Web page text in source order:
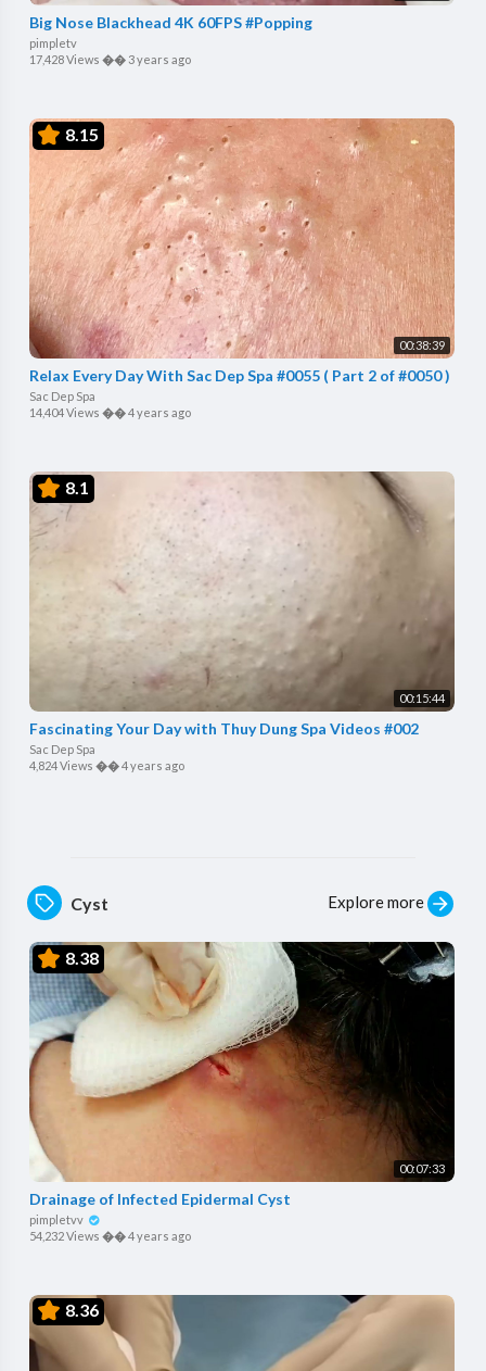
Big Nose Blackhead 4K 60FPS #Popping
pimpletv
17,428 Views �� 3 years ago
8.15
00:38:39
Relax Every Day With Sac Dep Spa #0055 ( Part 2 of #0050 )
Sac Dep Spa
14,404 Views ��4 years ago
8.1
00:15:44
Fascinating Your Day with Thuy Dung Spa Videos #002
Sac Dep Spa
4,824 Views ��4 years ago
Cyst Explore more
8.38
00:07:33
Drainage of Infected Epidermal Cyst
pimpletvv
54,232 Views ��4 years ago
8.36